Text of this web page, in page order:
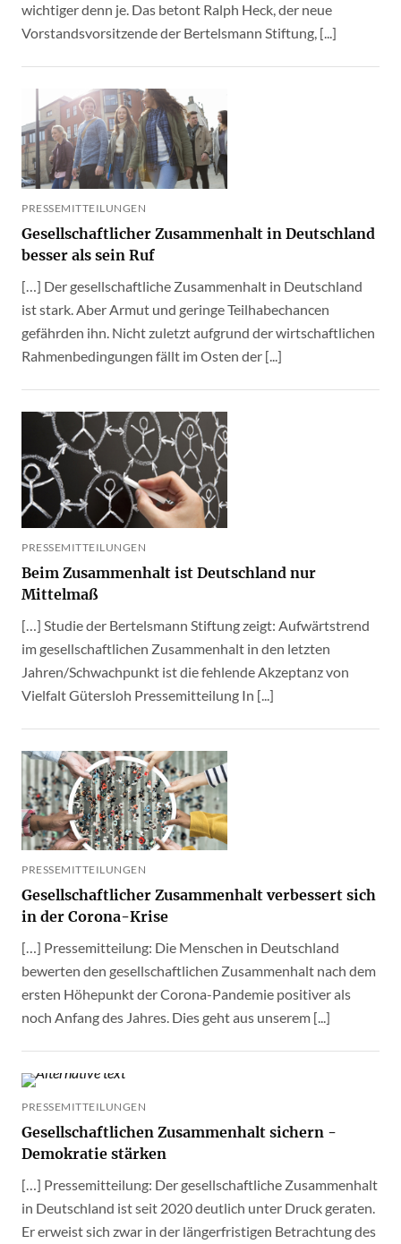
wichtiger denn je. Das betont Ralph Heck, der neue
Vorstandsvorsitzende der Bertelsmann Stiftung, [...]
PRESSEMITTEILUNGEN
Gesellschaftlicher Zusammenhalt in Deutschland
besser als sein Ruf
[…] Der gesellschaftliche Zusammenhalt in Deutschland
ist stark. Aber Armut und geringe Teilhabechancen
gefährden ihn. Nicht zuletzt aufgrund der wirtschaftlichen
Rahmenbedingungen fällt im Osten der [...]
PRESSEMITTEILUNGEN
Beim Zusammenhalt ist Deutschland nur
Mittelmaß
[…] Studie der Bertelsmann Stiftung zeigt: Aufwärtstrend
im gesellschaftlichen Zusammenhalt in den letzten
Jahren/Schwachpunkt ist die fehlende Akzeptanz von
Vielfalt Gütersloh Pressemitteilung In [...]
PRESSEMITTEILUNGEN
Gesellschaftlicher Zusammenhalt verbessert sich
in der Corona-Krise
[…] Pressemitteilung: Die Menschen in Deutschland
bewerten den gesellschaftlichen Zusammenhalt nach dem
ersten Höhepunkt der Corona-Pandemie positiver als
noch Anfang des Jahres. Dies geht aus unserem [...]
PRESSEMITTEILUNGEN
Gesellschaftlichen Zusammenhalt sichern -
Demokratie stärken
[…] Pressemitteilung: Der gesellschaftliche Zusammenhalt
in Deutschland ist seit 2020 deutlich unter Druck geraten.
Er erweist sich zwar in der längerfristigen Betrachtung des